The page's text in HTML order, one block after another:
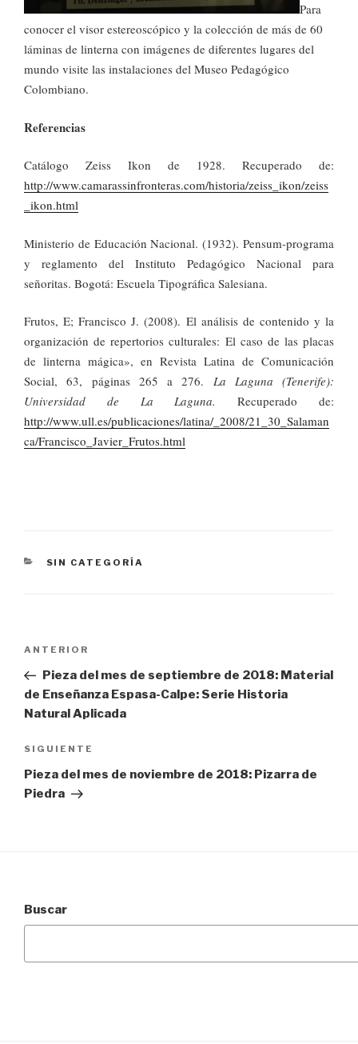
Para
conocer el visor estereoscópico y la colección de más de 60
láminas de linterna con imágenes de diferentes lugares del
mundo visite las instalaciones del Museo Pedagógico
Colombiano.
Referencias
Catálogo Zeiss Ikon de 1928. Recuperado de:
http://www.camarassinfronteras.com/historia/zeiss_ikon/zeiss
_ikon.html
Ministerio de Educación Nacional. (1932). Pensum-programa
y reglamento del Instituto Pedagógico Nacional para
señoritas. Bogotá: Escuela Tipográfica Salesiana.
Frutos, E; Francisco J. (2008). El análisis de contenido y la
organización de repertorios culturales: El caso de las placas
de linterna mágica», en Revista Latina de Comunicación
Social, 63, páginas 265 a 276. La Laguna (Tenerife):
Universidad de La Laguna.Recuperado de:
http://www.ull.es/publicaciones/latina/_2008/21_30_Salaman
ca/Francisco_Javier_Frutos.html
CATEGORÍAS
SIN CATEGORÍA
entradas
Entrada
anterior:
ANTERIOR
Pieza del mes de septiembre de 2018: Material
de Enseñanza Espasa-Calpe: Serie Historia
Natural Aplicada
Siguiente
entrada
SIGUIENTE
Pieza del mes de noviembre de 2018: Pizarra de
Piedra
Buscar